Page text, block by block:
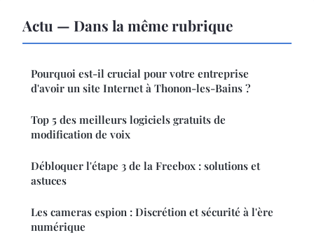
Actu — Dans la même rubrique
Pourquoi est-il crucial pour votre entreprise
d'avoir un site Internet à Thonon-les-Bains ?
Top 5 des meilleurs logiciels gratuits de
modification de voix
Débloquer l'étape 3 de la Freebox : solutions et
astuces
Les cameras espion : Discrétion et sécurité à l'ère
numérique